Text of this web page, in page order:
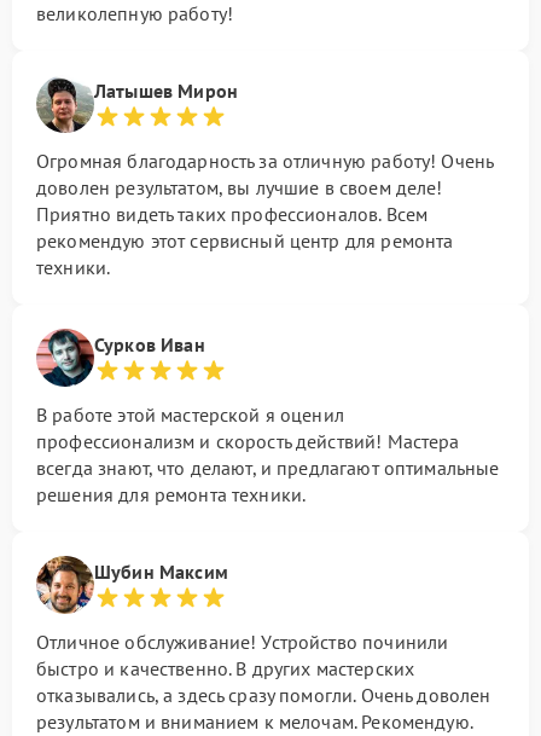
великолепную работу!
Латышев Мирон
Огромная благодарность за отличную работу! Очень
доволен результатом, вы лучшие в своем деле!
Приятно видеть таких профессионалов. Всем
рекомендую этот сервисный центр для ремонта
техники.
Сурков Иван
В работе этой мастерской я оценил
профессионализм и скорость действий! Мастера
всегда знают, что делают, и предлагают оптимальные
решения для ремонта техники.
Шубин Максим
Отличное обслуживание! Устройство починили
быстро и качественно. В других мастерских
отказывались, а здесь сразу помогли. Очень доволен
результатом и вниманием к мелочам. Рекомендую.